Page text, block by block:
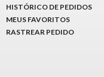
HISTÓRICO DE PEDIDOS
MEUS FAVORITOS
RASTREAR PEDIDO